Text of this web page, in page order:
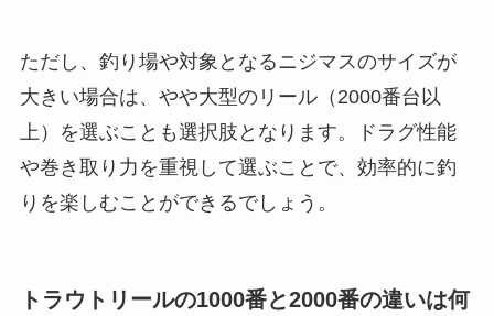
ただし、釣り場や対象となるニジマスのサイズが
大きい場合は、やや大型のリール（2000番台以
上）を選ぶことも選択肢となります。ドラグ性能
や巻き取り力を重視して選ぶことで、効率的に釣
りを楽しむことができるでしょう。
トラウトリールの1000番と2000番の違いは何